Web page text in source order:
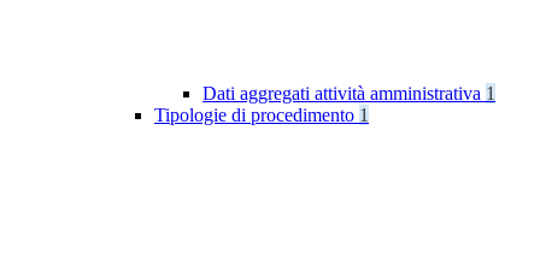
Dati aggregati attività amministrativa 1
Tipologie di procedimento 1